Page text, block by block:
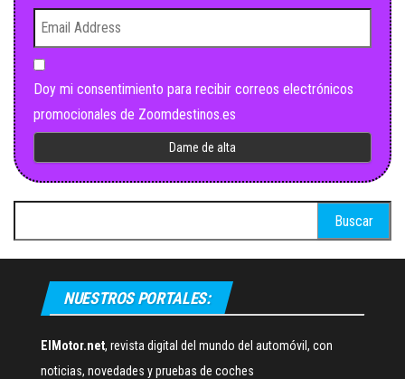
Doy mi consentimiento para recibir correos electrónicos
promocionales de Zoomdestinos.es
NUESTROS PORTALES:
ElMotor.net, revista digital del mundo del automóvil, con
noticias, novedades y pruebas de coches